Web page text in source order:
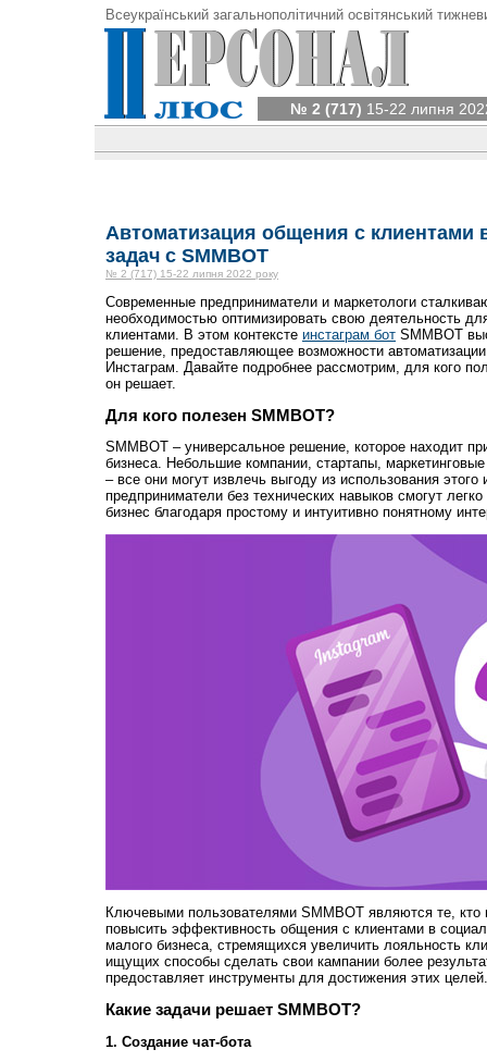
Всеукраїнський загальнополітичний освітянський
№ 2 (717) 15-22 липня
Автоматизация общения с клиентами
задач с SMMBOT
№ 2 (717) 15-22 липня 2022 року
Современные предприниматели и маркетологи
необходимостью оптимизировать свою деятельность
клиентами. В этом контексте инстаграм бот SMMBOT
решение, предоставляющее возможности
Инстаграм. Давайте подробнее рассмотрим, для кого
он решает.
Для кого полезен SMMBOT?
SMMBOT – универсальное решение, которое находит
бизнеса. Небольшие компании, стартапы, маркетинговые
– все они могут извлечь выгоду из использования
предприниматели без технических навыков смогут
бизнес благодаря простому и интуитивно понятному
Ключевыми пользователями SMMBOT являются те, кто
повысить эффективность общения с клиентами в
малого бизнеса, стремящихся увеличить лояльность
ищущих способы сделать свои кампании более
предоставляет инструменты для достижения этих целей.
Какие задачи решает SMMBOT?
1. Создание чат-бота